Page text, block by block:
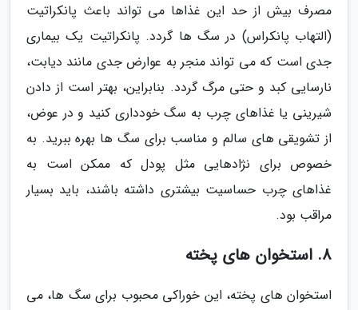
مصرف بیش از حد این غذاها می تواند باعث پانکراتیت
(التهاب پانکراس) در سگ ها گردد. پانکراتیت یک بیماری
جدی است که می تواند منجر به عوارض جدی مانند دیابت،
نارسایی کبد و حتی مرگ گردد. بنابراین، بهتر است از دادن
شیرینی یا غذاهای چرب به سگ خودداری کنید و در عوض،
از تشویقی های سالم و مناسب برای سگ ها بهره ببرید. به
خصوص برای نژادهایی مثل پودل که ممکن است به
غذاهای چرب حساسیت بیشتری داشته باشند، باید بسیار
مراقب بود.
8. استخوان های پخته
استخوان های پخته، این خوراکی محبوب برای سگ ها، می